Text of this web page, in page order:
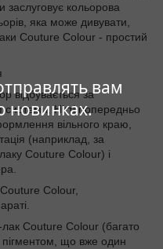
вам
новинках.
заслуговує кольорова
яка може дивувати,
Couture Colour - простий
відбувається за
Нігті попередньо
вільного краю,
(наприклад, за
Couture Colour) і
Colour,
Couture Colour (багато
пігментом, що вже один